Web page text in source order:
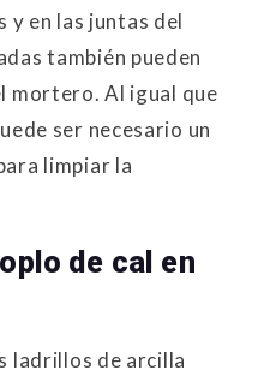
y en las juntas del
también pueden
mortero. Al igual que
ser necesario un
limpiar la
de cal en
ladrillos de arcilla